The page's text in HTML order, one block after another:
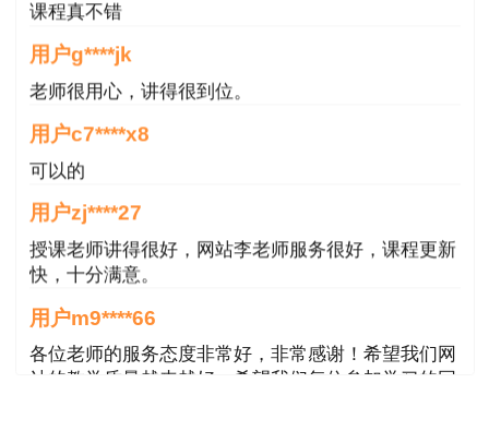
《建设工程法规及相关知识》 78分
《建设工程项目管理》 78分
《专业工程管理与实务》包含10个专业，
即：建筑工程、公路工程、铁路工程、民航机场工
程、港口与航道工程、水利水电工程、市政公用工
说明：因考试政策、内容不断变化与调整，建
课程真不错
用户g****jk
老师很用心，讲得很到位。
用户c7****x8
可以的
用户zj****27
授课老师讲得很好，网站李老师服务很好，课程更新
快，十分满意。
用户m9****66
各位老师的服务态度非常好，非常感谢！希望我们网
站的教学质量越来越好，希望我们每位参加学习的同